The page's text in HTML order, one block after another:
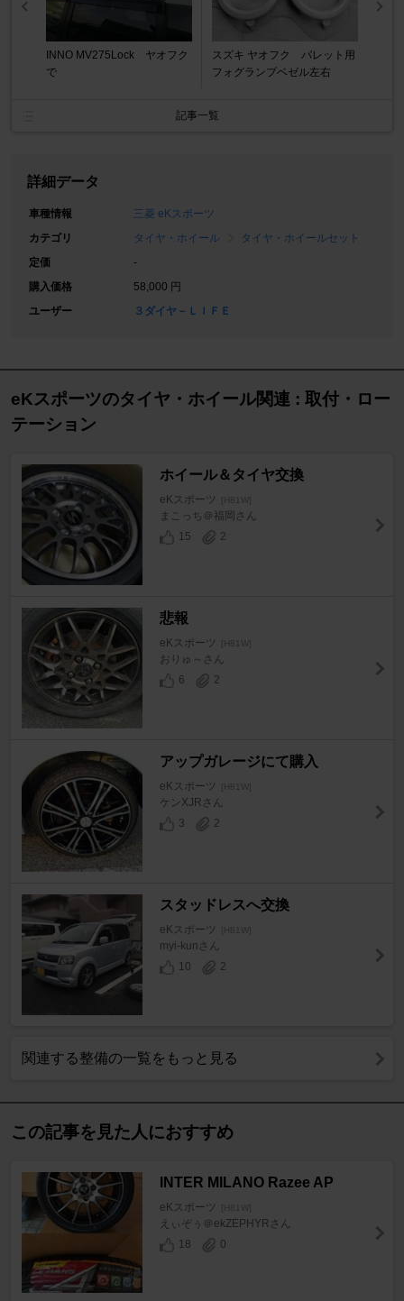
INNO MV275Lock ヤオフク
で
スズキ ヤオフク パレット用
フォグランプベゼル左右
記事一覧
詳細データ
車種情報
三菱 eKスポーツ
カテゴリ
タイヤ・ホイール
タイヤ・ホイールセット
定価
-
購入価格
58,000 円
ユーザー
３ダイヤ－ＬＩＦＥ
eKスポーツのタイヤ・ホイール関連 : 取付・ロー
テーション
ホイール＆タイヤ交換
eKスポーツ [H81W]
まこっち＠福岡さん
15
2
悲報
eKスポーツ [H81W]
おりゅ～さん
6
2
アップガレージにて購入
eKスポーツ [H81W]
ケンXJRさん
3
2
スタッドレスへ交換
eKスポーツ [H81W]
myi-kunさん
10
2
関連する整備の一覧をもっと見る
この記事を見た人におすすめ
INTER MILANO Razee AP
eKスポーツ [H81W]
えぃぞぅ＠ekZEPHYRさん
18
0